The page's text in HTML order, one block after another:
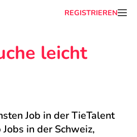
REGISTRIEREN
leicht
Job in der TieTalent
in der Schweiz,